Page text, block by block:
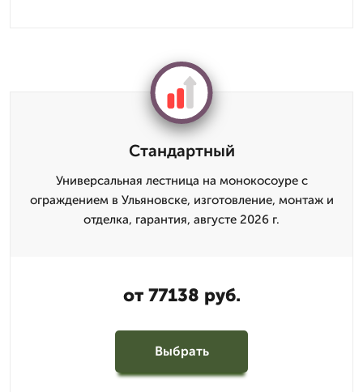
Стандартный
Универсальная лестница на монокосоуре с
ограждением в Ульяновске, изготовление, монтаж и
отделка, гарантия, августе 2026 г.
от 77138 руб.
Выбрать